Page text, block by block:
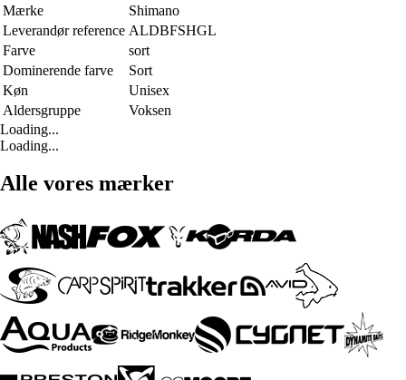
Mærke
Shimano
Leverandør reference ALDBFSHGL
Farve
sort
Dominerende farve
Sort
Køn
Unisex
Aldersgruppe
Voksen
Loading...
Loading...
Alle vores mærker